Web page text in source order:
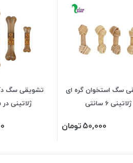
سگ استخوان گره ای
ژلاتینی 6 سانتی
50,000تومان
تشویقی سگ
ژلاتینی در 5 سایز